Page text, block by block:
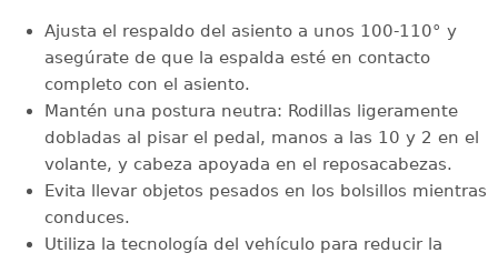
Ajusta el respaldo del asiento a unos 100-110° y
asegúrate de que la espalda esté en contacto
completo con el asiento.
Mantén una postura neutra: Rodillas ligeramente
dobladas al pisar el pedal, manos a las 10 y 2 en el
volante, y cabeza apoyada en el reposacabezas.
Evita llevar objetos pesados en los bolsillos mientras
conduces.
Utiliza la tecnología del vehículo para reducir la